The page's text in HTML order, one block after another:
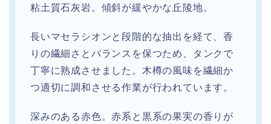
粘土質石灰岩。傾斜が緩やかな丘陵地。
長いマセラシオンと段階的な抽出を経て、香
りの繊細さとバランスを保つため、タンクで
丁寧に熟成させました。木樽の風味を繊細か
つ適切に調和させる作業が行われています。
深みのある赤色。赤系と黒系の果実の香りが